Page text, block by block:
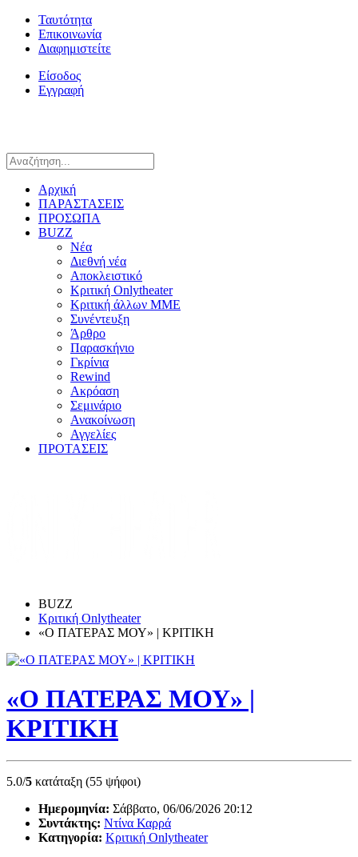
Ταυτότητα
Επικοινωνία
Διαφημιστείτε
Είσοδος
Εγγραφή
Αρχική
ΠΑΡΑΣΤΑΣΕΙΣ
ΠΡΟΣΩΠΑ
BUZZ
Νέα
Διεθνή νέα
Αποκλειστικό
Κριτική Onlytheater
Κριτική άλλων ΜΜΕ
Συνέντευξη
Άρθρο
Παρασκήνιο
Γκρίνια
Rewind
Ακρόαση
Σεμινάριο
Ανακοίνωση
Αγγελίες
ΠΡΟΤΑΣΕΙΣ
BUZZ
Κριτική Onlytheater
«Ο ΠΑΤΕΡΑΣ ΜΟΥ» | ΚΡΙΤΙΚΗ
«Ο ΠΑΤΕΡΑΣ ΜΟΥ» |
ΚΡΙΤΙΚΗ
5.0/5 κατάταξη (55 ψήφοι)
Ημερομηνία: Σάββατο, 06/06/2026 20:12
Συντάκτης: Ντίνα Καρρά
Κατηγορία: Κριτική Onlytheater